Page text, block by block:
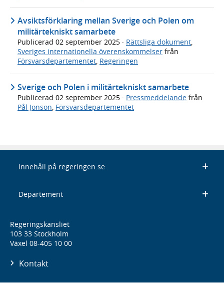
Avsiktsförklaring mellan Sverige och Polen om
militärtekniskt samarbete
Publicerad 02 september 2025 · Rättsliga dokument,
Sveriges internationella överenskommelser från
Försvarsdepartementet, Regeringen
Sverige och Polen i militärtekniskt samarbete
Publicerad 02 september 2025 · Pressmeddelande från
Pål Jonson, Försvarsdepartementet
Innehåll på regeringen.se
Departement
Regeringskansliet
103 33 Stockholm
Växel 08-405 10 00
Kontakt